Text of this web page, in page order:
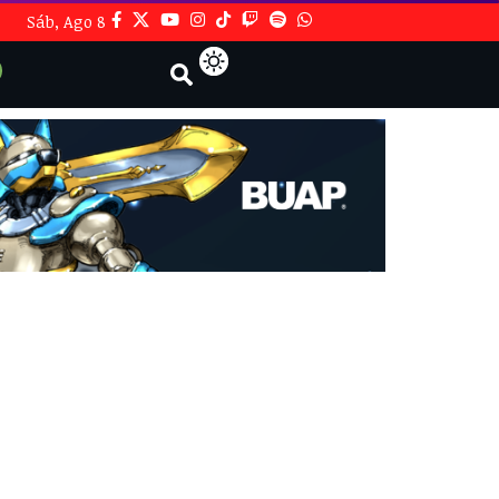
Sáb, Ago 8